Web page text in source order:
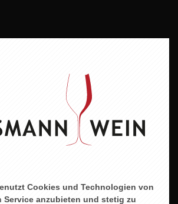
Cookies und Technologien von
Service anzubieten und stetig zu